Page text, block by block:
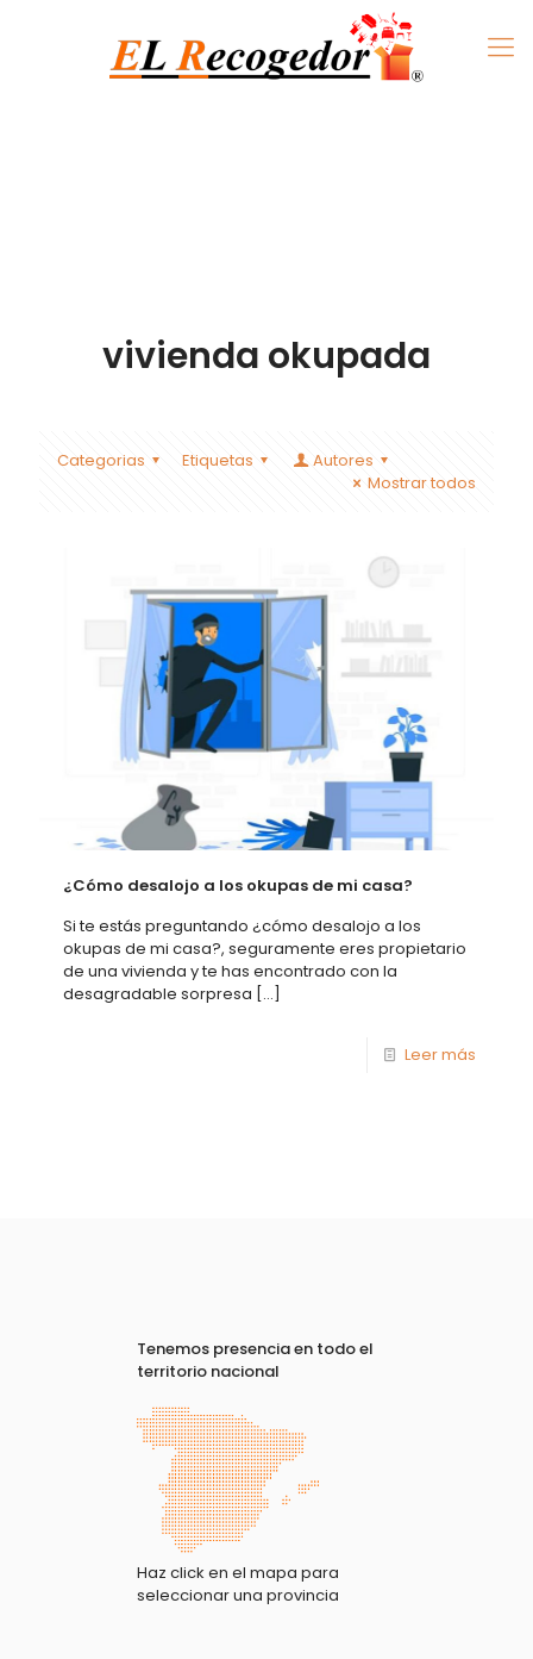
vivienda okupada
Categorias Etiquetas
Autores
Mostrar todos
¿Cómo desalojo a los okupas de mi casa?
Si te estás preguntando ¿cómo desalojo a los
okupas de mi casa?, seguramente eres propietario
de una vivienda y te has encontrado con la
desagradable sorpresa […]
Leer más
Tenemos presencia en todo el
territorio nacional
Haz click en el mapa para
seleccionar una provincia